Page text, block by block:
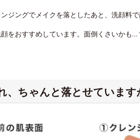
ジングでメイクを落としたあと、洗顔料で
をおすすめしています。面倒くさいかも
、ちゃんと落とせていま